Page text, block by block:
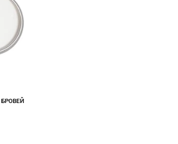
БРОВЕЙ